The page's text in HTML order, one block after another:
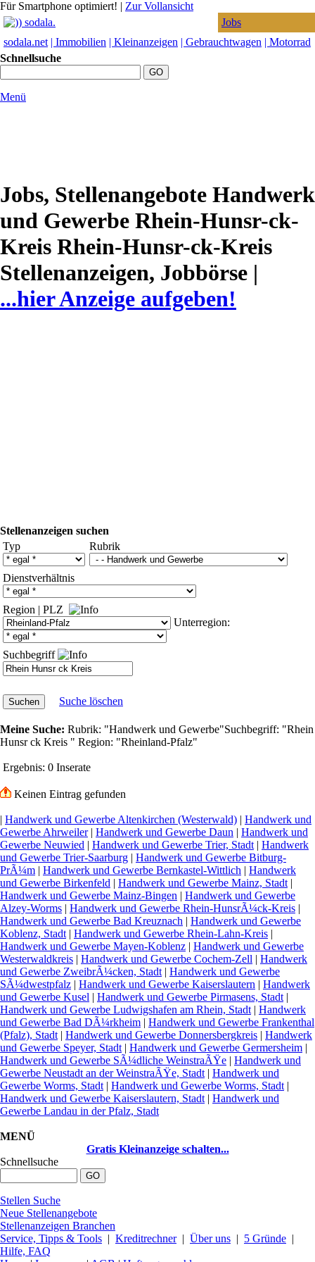
Für Smartphone optimiert! | Zur Vollansicht
Jobs
sodala.net | Immobilien | Kleinanzeigen | Gebrauchtwagen | Motorrad
Schnellsuche
Menü
Jobs, Stellenangebote Handwerk
und Gewerbe Rhein-Hunsr-ck-
Kreis Rhein-Hunsr-ck-Kreis
Stellenanzeigen, Jobbörse |
...hier Anzeige aufgeben!
Stellenanzeigen suchen
Typ
Rubrik
Dienstverhältnis
Region | PLZ
Unterregion:
Suchbegriff
Suche löschen
Meine Suche: Rubrik: "Handwerk und Gewerbe"Suchbegriff: "Rhein
Hunsr ck Kreis " Region: "Rheinland-Pfalz"
Ergebnis: 0 Inserate
Keinen Eintrag gefunden
| Handwerk und Gewerbe Altenkirchen (Westerwald) | Handwerk und
Gewerbe Ahrweiler| Handwerk und Gewerbe Daun | Handwerk und
Gewerbe Neuwied | Handwerk und Gewerbe Trier, Stadt | Handwerk
und Gewerbe Trier-Saarburg | Handwerk und Gewerbe Bitburg-
PrÃ¼m | Handwerk und Gewerbe Bernkastel-Wittlich | Handwerk
und Gewerbe Birkenfeld | Handwerk und Gewerbe Mainz, Stadt |
Handwerk und Gewerbe Mainz-Bingen | Handwerk und Gewerbe
Alzey-Worms | Handwerk und Gewerbe Rhein-HunsrÃ¼ck-Kreis |
Handwerk und Gewerbe Bad Kreuznach | Handwerk und Gewerbe
Koblenz, Stadt | Handwerk und Gewerbe Rhein-Lahn-Kreis |
Handwerk und Gewerbe Mayen-Koblenz | Handwerk und Gewerbe
Westerwaldkreis | Handwerk und Gewerbe Cochem-Zell | Handwerk
und Gewerbe ZweibrÃ¼cken, Stadt | Handwerk und Gewerbe
SÃ¼dwestpfalz | Handwerk und Gewerbe Kaiserslautern | Handwerk
und Gewerbe Kusel | Handwerk und Gewerbe Pirmasens, Stadt |
Handwerk und Gewerbe Ludwigshafen am Rhein, Stadt | Handwerk
und Gewerbe Bad DÃ¼rkheim | Handwerk und Gewerbe Frankenthal
(Pfalz), Stadt | Handwerk und Gewerbe Donnersbergkreis | Handwerk
und Gewerbe Speyer, Stadt | Handwerk und Gewerbe Germersheim |
Handwerk und Gewerbe SÃ¼dliche WeinstraÃŸe | Handwerk und
Gewerbe Neustadt an der WeinstraÃŸe, Stadt | Handwerk und
Gewerbe Worms, Stadt | Handwerk und Gewerbe Worms, Stadt |
Handwerk und Gewerbe Kaiserslautern, Stadt | Handwerk und
Gewerbe Landau in der Pfalz, Stadt
MENÜ
Gratis Kleinanzeige schalten...
Schnellsuche
Stellen Suche
Neue Stellenangebote
Stellenanzeigen Branchen
Service, Tipps & Tools | Kreditrechner| Über uns | 5 Gründe |
Hilfe, FAQ